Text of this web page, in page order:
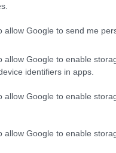
allow Google to send me
allow Google to enable
identifiers in apps.
allow Google to enable
allow Google to enable